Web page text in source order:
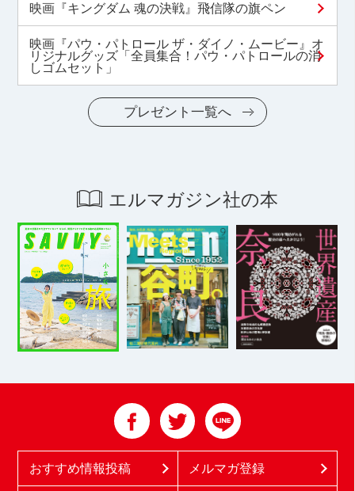
映画『キングダム 魂の決戦』飛信隊の旗ペン
映画『パウ・パトロール ザ・ダイノ・ムービー』オ
リジナルグッズ「全員集合！パウ・パトロールの消
しゴムセット」
プレゼント一覧へ
エルマガジン社の本
おすすめ情報投稿 メルマガ登録